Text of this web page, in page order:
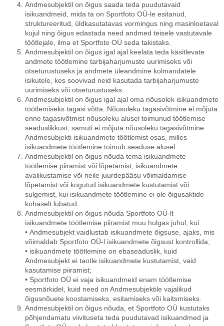
Andmesubjektil on õigus saada teda puudutavaid
isikuandmeid, mida ta on Sportfoto OÜ-le esitanud,
struktureeritud, üldkasutatavas vormingus ning masinloetaval
kujul ning õigus edastada need andmed teisele vastutavale
töötlejale, ilma et Sportfoto OÜ seda takistaks.
Andmesubjektil on õigus igal ajal keelata teda käsitlevate
andmete töötlemine tarbijaharjumuste uurimiseks või
otseturustuseks ja andmete üleandmine kolmandatele
isikutele, kes soovivad neid kasutada tarbijaharjumuste
uurimiseks või otseturustuseks.
Andmesubjektil on õigus igal ajal oma nõusolek isikuandmete
töötlemiseks tagasi võtta. Nõusoleku tagasivõtmine ei mõjuta
enne tagasivõtmist nõusoleku alusel toimunud töötlemise
seaduslikkust, samuti ei mõjuta nõusoleku tagasivõtmine
Andmesubjekti isikuandmete töötlemist osas, milles
isikuandmete töötlemine toimub seaduse alusel.
Andmesubjektil on õigus nõuda tema isikuandmete
töötlemise piiramist või lõpetamist, isikuandmete
avalikustamise või neile juurdepääsu võimaldamise
lõpetamist või kogutud isikuandmete kustutamist või
sulgemist, kui isikuandmete töötlemine ei ole õigusaktide
kohaselt lubatud.
Andmesubjektil on õigus nõuda Sportfoto OÜ-lt
isikuandmete töötlemise piiramist muu hulgas juhul, kui:
• Andmesubjekt vaidlustab isikuandmete õigsuse, ajaks, mis
võimaldab Sportfoto OÜ-l isikuandmete õigsust kontrollida;
• isikuandmete töötlemine on ebaseaduslik, kuid
Andmesubjekt ei taotle isikuandmete kustutamist, vaid
kasutamise piiramist;
• Sportfoto OÜ ei vaja isikuandmeid enam töötlemise
eesmärkidel, kuid need on Andmesubjektile vajalikud
õigusnõuete koostamiseks, esitamiseks või kaitsmiseks.
Andmesubjektil on õigus nõuda, et Sportfoto OÜ kustutaks
põhjendamatu viivituseta teda puudutavad isikuandmed ja